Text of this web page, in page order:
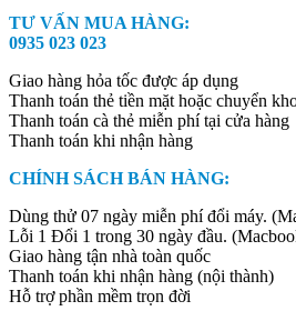
(Silver)
quantity
TƯ VẤN MUA HÀNG:
0935 023 023
Giao hàng hỏa tốc được áp dụng
Thanh toán thẻ tiền mặt hoặc chuyển
Thanh toán cà thẻ miễn phí tại cửa hàng
Thanh toán khi nhận hàng
CHÍNH SÁCH BÁN HÀNG:
Dùng thử 07 ngày miễn phí đổi máy.
Lỗi 1 Đổi 1 trong 30 ngày đầu.
Giao hàng tận nhà toàn quốc
Thanh toán khi nhận hàng (nội thành)
Hỗ trợ phần mềm trọn đời